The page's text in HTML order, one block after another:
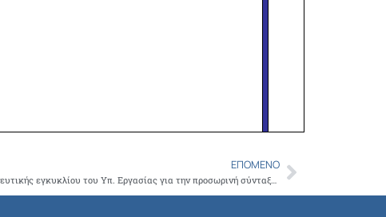
ΕΠΌΜΕΝΟ
Ο ΙΣΑ θα προσφύγει κατά της ερμηνευτικής εγκυκλίου του Υπ. Εργασίας για την προσωρινή σύνταξη των ιατρών από το ΤΣΑΥ Next